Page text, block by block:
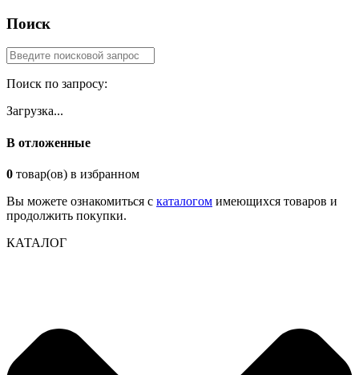
Поиск
Поиск по запросу:
Загрузка...
В отложенные
0 товар(ов) в избранном
Вы можете ознакомиться с каталогом имеющихся товаров и
продолжить покупки.
КАТАЛОГ